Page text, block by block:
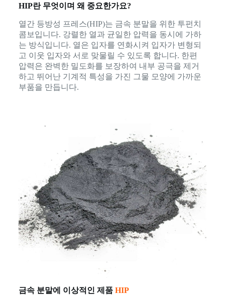
HIP란 무엇이며 왜 중요한가요?
열간 등방성 프레스(HIP)는 금속 분말을 위한 투펀치
콤보입니다. 강렬한 열과 균일한 압력을 동시에 가하
는 방식입니다. 열은 입자를 연화시켜 입자가 변형되
고 이웃 입자와 서로 맞물릴 수 있도록 합니다. 한편
압력은 완벽한 밀도화를 보장하여 내부 공극을 제거
하고 뛰어난 기계적 특성을 가진 그물 모양에 가까운
부품을 만듭니다.
금속 분말에 이상적인 제품 HIP